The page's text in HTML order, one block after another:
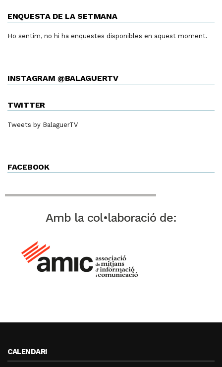
ENQUESTA DE LA SETMANA
Ho sentim, no hi ha enquestes disponibles en aquest moment.
INSTAGRAM @BALAGUERTV
TWITTER
Tweets by BalaguerTV
FACEBOOK
Amb la col•laboració de:
CALENDARI